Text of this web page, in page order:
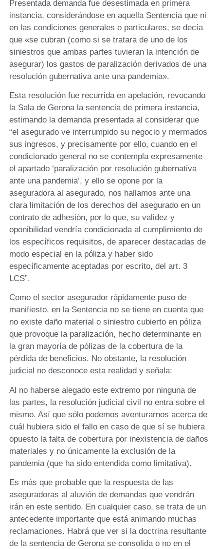
Presentada demanda fue desestimada en primera
instancia, considerándose en aquella Sentencia que ni
en las condiciones generales o particulares, se decía
que «se cubran (como si se tratara de uno de los
siniestros que ambas partes tuvieran la intención de
asegurar) los gastos de paralización derivados de una
resolución gubernativa ante una pandemia».
Esta resolución fue recurrida en apelación, revocando
la Sala de Gerona la sentencia de primera instancia,
estimando la demanda presentada al considerar que
“el asegurado ve interrumpido su negocio y mermados
sus ingresos, y precisamente por ello, cuando en el
condicionado general no se contempla expresamente
el apartado ‘paralización por resolución gubernativa
ante una pandemia’, y ello se opone por la
aseguradora al asegurado, nos hallamos ante una
clara limitación de los derechos del asegurado en un
contrato de adhesión, por lo que, su validez y
oponibilidad vendría condicionada al cumplimiento de
los específicos requisitos, de aparecer destacadas de
modo especial en la póliza y haber sido
específicamente aceptadas por escrito, del art. 3
LCS”.
Como el sector asegurador rápidamente puso de
manifiesto, en la Sentencia no se tiene en cuenta que
no existe daño material o siniestro cubierto en póliza
que provoque la paralización, hecho determinante en
la gran mayoría de pólizas de la cobertura de la
pérdida de beneficios. No obstante, la resolución
judicial no desconoce esta realidad y señala:
Al no haberse alegado este extremo por ninguna de
las partes, la resolución judicial civil no entra sobre el
mismo. Así que sólo podemos aventurarnos acerca de
cuál hubiera sido el fallo en caso de que sí se hubiera
opuesto la falta de cobertura por inexistencia de daños
materiales y no únicamente la exclusión de la
pandemia (que ha sido entendida como limitativa).
Es más que probable que la respuesta de las
aseguradoras al aluvión de demandas que vendrán
irán en este sentido. En cualquier caso, se trata de un
antecedente importante que está animando muchas
reclamaciones. Habrá que ver si la doctrina resultante
de la sentencia de Gerona se consolida o no en el